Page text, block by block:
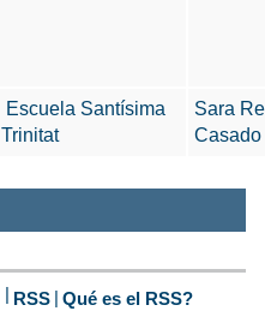
Escuela Santísima
Trinitat
Sara
Casado
RSS Qué es el RSS?